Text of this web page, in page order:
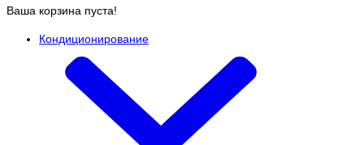
Ваша корзина пуста!
Кондиционирование